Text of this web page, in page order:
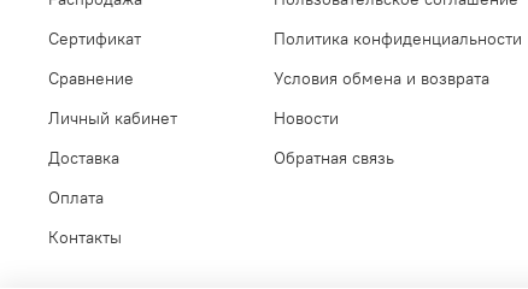
Сертификат
Сравнение
Личный кабинет
Доставка
Оплата
Контакты
Политика конфиденциальности
Условия обмена и возврата
Новости
Обратная связь